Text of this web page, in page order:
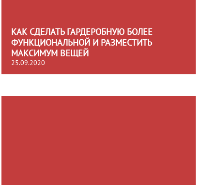
КАК СДЕЛАТЬ ГАРДЕРОБНУЮ БОЛЕЕ
ФУНКЦИОНАЛЬНОЙ И РАЗМЕСТИТЬ
МАКСИМУМ ВЕЩЕЙ
25.09.2020